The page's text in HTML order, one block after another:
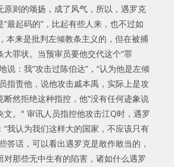
原则的颂扬，成了风气，所以，遇罗克
最起码的”，比起有些人来，也不过如
本来是批判左倾教条主义的，但在被捕
大罪状。当预审员要他交代这个“罪
说：我“攻击过陈伯达”，“认为他是左倾
指责他，说他攻击戚本禹，实际上是攻
断然拒绝这种指控，他“没有任何迹象说
文。" 审讯人员指控他攻击江Q时，遇罗
“我认为我们这样大的国家，不应该只有
答话，可以看出遇罗克是敢作敢当的，
对那些无中生有的陷害，诸如什么遇罗